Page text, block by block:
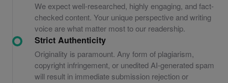
We expect well-researched, highly engaging, and fact-
checked content. Your unique perspective and writing
voice are what matter most to our readership.
Strict Authenticity
Originality is paramount. Any form of plagiarism,
copyright infringement, or unedited AI-generated spam
will result in immediate submission rejection or